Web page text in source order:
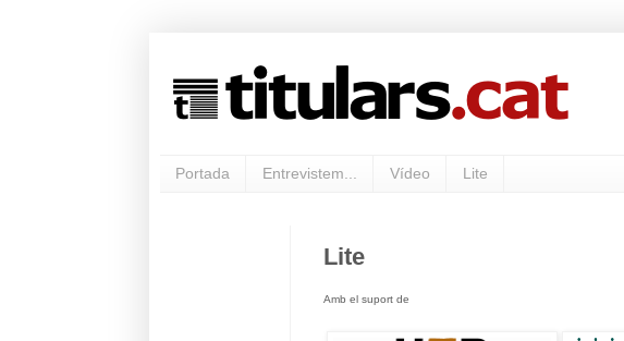
Portada Entrevistem... Vídeo Lite
Lite
Amb el suport de